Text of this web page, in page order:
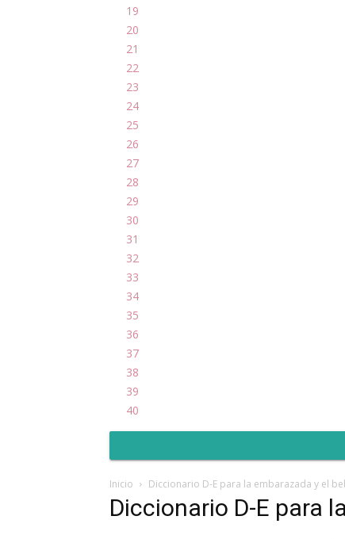
19
20
21
22
23
24
25
26
27
28
29
30
31
32
33
34
35
36
37
38
39
40
Inicio Diccionario D-E para la embarazada y el
Diccionario D-E para